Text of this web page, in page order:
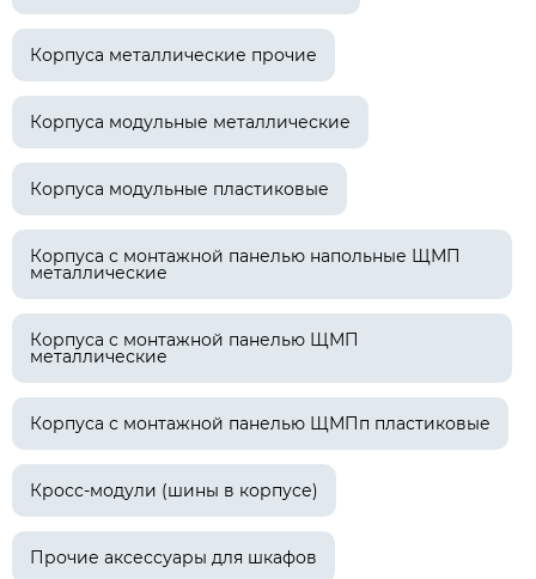
Корпуса металлические прочие
Корпуса модульные металлические
Корпуса модульные пластиковые
Корпуса с монтажной панелью напольные ЩМП
металлические
Корпуса с монтажной панелью ЩМП
металлические
Корпуса с монтажной панелью ЩМПп пластиковые
Кросс-модули (шины в корпусе)
Прочие аксессуары для шкафов